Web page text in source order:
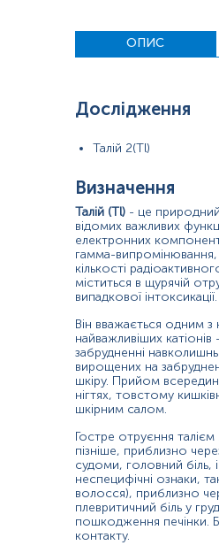
Визначення причини
Скринінг працівників
Гостра або хронічна інтоксикація
отруєння на промислових
випадкове проковтування
вживання інфікованої риби
контакт з небезпечними
Причини зниження рівня:
Не має важливого клінічного
цільна кров
Кров відбирається
Напередодні
ОПИС
Дослідження
Талій 2(Tl)
Визначення
Талій (Tl)- це природний
відомих важливих
електронних
гамма-випромінювання,
кількості
міститься в щурячій
випадкової інтоксикації.
Він вважається одним з
найважливіших
забрудненні
вирощених на
шкіру. Прийом
нігтях, товстому
шкірним салом.
Гостре отруєння
пізніше, приблизно
судоми, головний
неспецифічні ознаки,
волосся), приблизно
плевритичний біль у
пошкодження печінки.
контакту.